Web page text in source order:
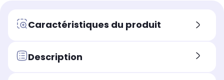
Conversion des liquides
Non
Manuelle
Conversion des liquides
Oui
Caractéristiques du produit
Description